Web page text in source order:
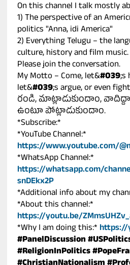
On this channel I talk mostly
1) The perspective of an
politics "Anna, idi America"
2) Everything Telugu – the
culture, history and film music.
Please join the conversation.
My Motto – Come, let&#039;s
let&#039;s argue, or even
రండి, మాట్లాడుకుందాం,
ఉంటూ పోట్లాడుకుందాం.
*Subscribe:*
*YouTube Channel:*
https://www.youtube.com/
*WhatsApp Channel:*
https://whatsapp.com/
snDEkx2P
*Additional info about my
*About this channel:*
https://youtu.be/
*Why I am doing this:* https://
#PanelDiscussion
#ReligionInPolitics